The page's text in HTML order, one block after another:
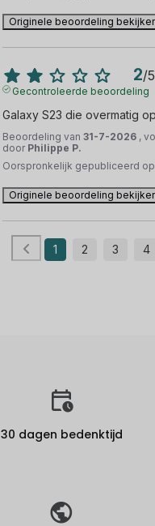
Originele beoordeling
2/5
Gecontroleerde beoordeling
Galaxy S23 die overmatig
Beoordeling van 31-7-2026 ,
door Philippe P.
Oorspronkelijk gepubliceerd
Originele beoordeling
1 2 3 4
30 dagen bedenktijd